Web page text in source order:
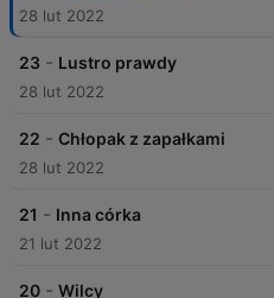
28 lut 2022
23 - Lustro prawdy
28 lut 2022
22 - Chłopak z zapałkami
28 lut 2022
21 - Inna córka
21 lut 2022
20 - Wilcy